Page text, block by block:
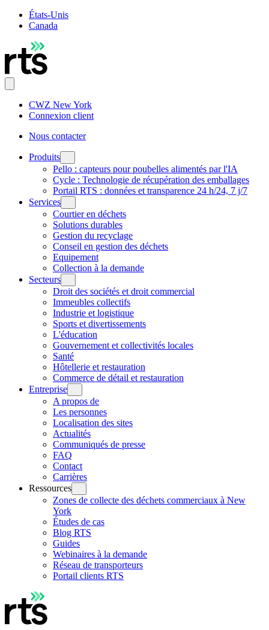
États-Unis
Canada
CWZ New York
Connexion client
Nous contacter
Produits
Pello : capteurs pour poubelles alimentés par l'IA
Cycle : Technologie de récupération des emballages
Portail RTS : données et transparence 24 h/24, 7 j/7
Services
Courtier en déchets
Solutions durables
Gestion du recyclage
Conseil en gestion des déchets
Equipement
Collection à la demande
Secteurs
Droit des sociétés et droit commercial
Immeubles collectifs
Industrie et logistique
Sports et divertissements
L'éducation
Gouvernement et collectivités locales
Santé
Hôtellerie et restauration
Commerce de détail et restauration
Entreprise
A propos de
Les personnes
Localisation des sites
Actualités
Communiqués de presse
FAQ
Contact
Carrières
Ressources
Zones de collecte des déchets commerciaux à New
York
Études de cas
Blog RTS
Guides
Webinaires à la demande
Réseau de transporteurs
Portail clients RTS